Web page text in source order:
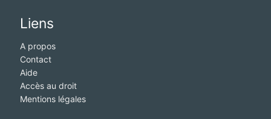
Liens
A propos
Contact
Aide
Accès au droit
Mentions légales